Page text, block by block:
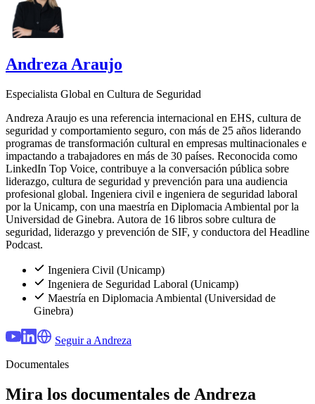
Andreza Araujo
Especialista Global en Cultura de Seguridad
Andreza Araujo es una referencia internacional en EHS, cultura de
seguridad y comportamiento seguro, con más de 25 años liderando
programas de transformación cultural en empresas multinacionales e
impactando a trabajadores en más de 30 países. Reconocida como
LinkedIn Top Voice, contribuye a la conversación pública sobre
liderazgo, cultura de seguridad y prevención para una audiencia
profesional global. Ingeniera civil e ingeniera de seguridad laboral
por la Unicamp, con una maestría en Diplomacia Ambiental por la
Universidad de Ginebra. Autora de 16 libros sobre cultura de
seguridad, liderazgo y prevención de SIF, y conductora del Headline
Podcast.
Ingeniera Civil (Unicamp)
Ingeniera de Seguridad Laboral (Unicamp)
Maestría en Diplomacia Ambiental (Universidad de
Ginebra)
Seguir a Andreza
Documentales
Mira los documentales de Andreza